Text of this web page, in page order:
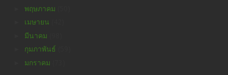
พฤษภาคม
เมษายน
มีนาคม
กุมภาพันธ์
มกราคม